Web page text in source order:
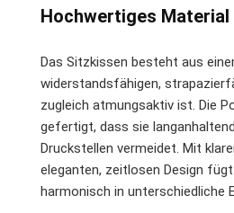
Hochwertiges Material
Das Sitzkissen besteht aus
widerstandsfähigen,
zugleich atmungsaktiv ist. Die
gefertigt, dass sie
Druckstellen vermeidet. Mit
eleganten, zeitlosen Design
harmonisch in unterschiedliche